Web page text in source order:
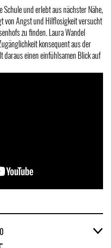
Schule und erlebt aus nächster Nähe,
von Angst und Hilflosigkeit versucht
zu finden. Laura Wandel
konsequent aus der
daraus einen einfühlsamen Blick auf